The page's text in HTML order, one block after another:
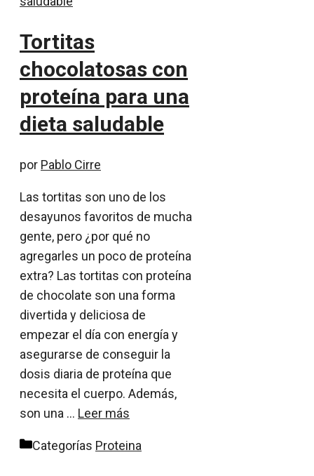
Tortitas
chocolatosas con
proteína para una
dieta saludable
por Pablo Cirre
Las tortitas son uno de los
desayunos favoritos de mucha
gente, pero ¿por qué no
agregarles un poco de proteína
extra? Las tortitas con proteína
de chocolate son una forma
divertida y deliciosa de
empezar el día con energía y
asegurarse de conseguir la
dosis diaria de proteína que
necesita el cuerpo. Además,
son una … Leer más
Categorías Proteina